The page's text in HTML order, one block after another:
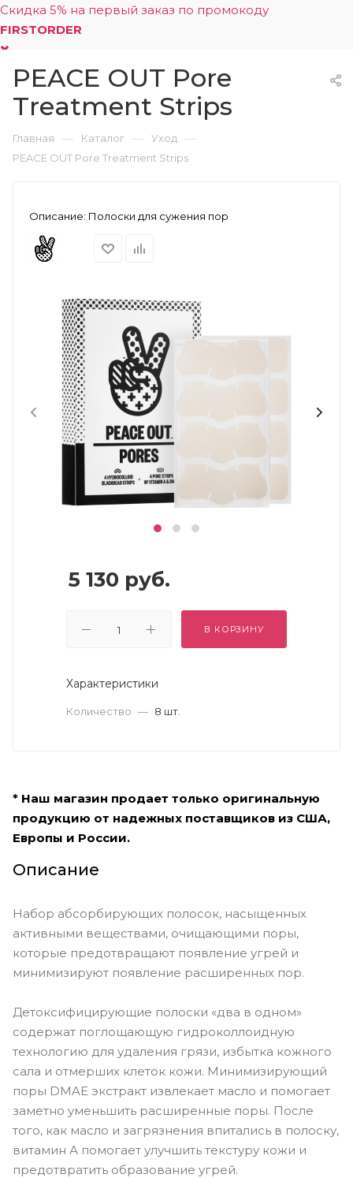
Скидка 5% на первый заказ по промокоду
FIRSTORDER
0
PEACE OUT Pore
Treatment Strips
Главная — Каталог — Уход —
PEACE OUT Pore Treatment Strips
Описание: Полоски для сужения пор
5 130 руб.
В КОРЗИНУ
Характеристики
Количество — 8 шт.
* Наш магазин продает только оригинальную
продукцию от надежных поставщиков из США,
Европы и России.
Описание
Набор абсорбирующих полосок, насыщенных
активными веществами, очищающими поры,
которые предотвращают появление угрей и
минимизируют появление расширенных пор.
Детоксифицирующие полоски «два в одном»
содержат поглощающую гидроколлоидную
технологию для удаления грязи, избытка кожного
сала и отмерших клеток кожи. Минимизирующий
поры DMAE экстракт извлекает масло и помогает
заметно уменьшить расширенные поры. После
того, как масло и загрязнения впитались в полоску,
витамин А помогает улучшить текстуру кожи и
предотвратить образование угрей.